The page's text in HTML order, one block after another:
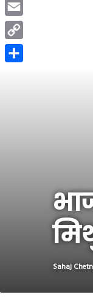
Sahaj
Email
Copy
Link